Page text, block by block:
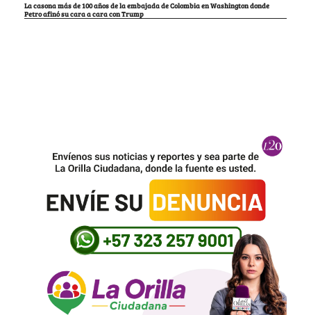
La casona más de 100 años de la embajada de Colombia en Washington donde
Petro afinó su cara a cara con Trump